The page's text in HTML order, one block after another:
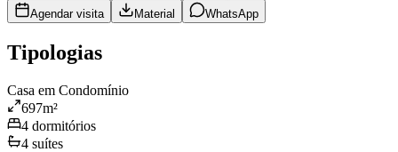
Agendar visita
Material WhatsApp
Tipologias
Casa em Condomínio
697m²
4 dormitórios
4 suítes